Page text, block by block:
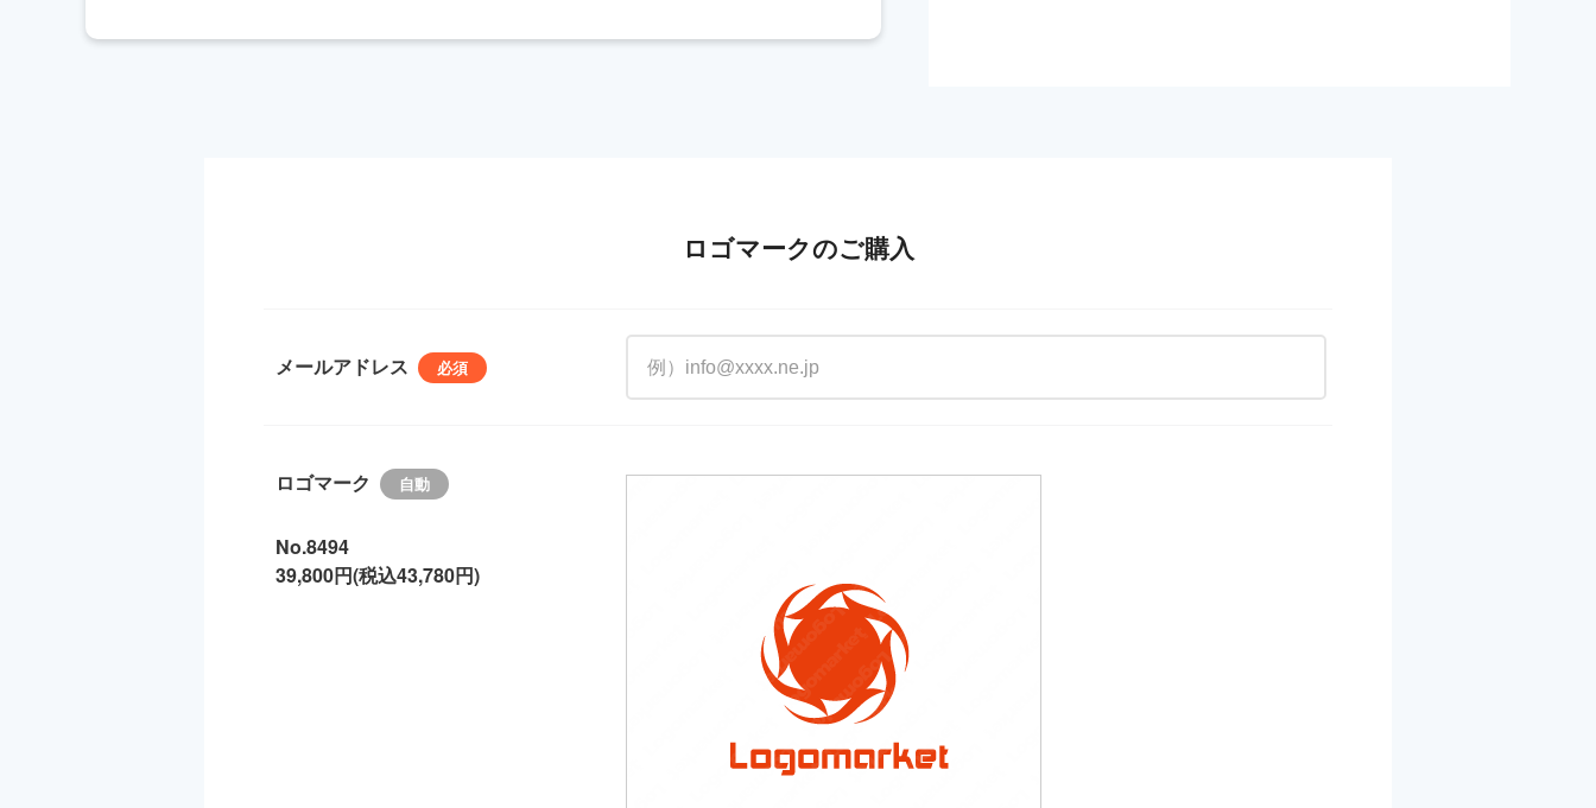
ロゴマークのご購入
メールアドレス
ロゴマーク
No.8494
39,800円(税込43,780円)